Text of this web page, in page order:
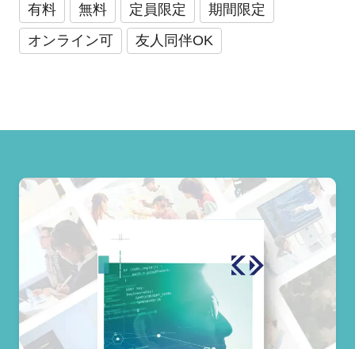
有料
無料 定員限定
期間限定
オンライン可
友人同伴OK